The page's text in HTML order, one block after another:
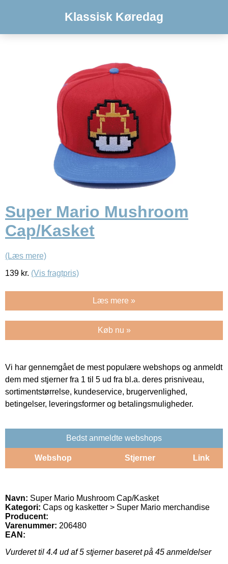
Klassisk Køredag
Super Mario Mushroom
Cap/Kasket
(Læs mere)
139 kr. (Vis fragtpris)
Læs mere »
Køb nu »
Vi har gennemgået de mest populære webshops og anmeldt
dem med stjerner fra 1 til 5 ud fra bl.a. deres prisniveau,
sortimentstørrelse, kundeservice, brugervenlighed,
betingelser, leveringsformer og betalingsmuligheder.
Bedst anmeldte webshops
Webshop Stjerner Link
Navn: Super Mario Mushroom Cap/Kasket
Kategori: Caps og kasketter > Super Mario merchandise
Producent:
Varenummer: 206480
EAN:
Vurderet til 4.4 ud af 5 stjerner baseret på 45 anmeldelser